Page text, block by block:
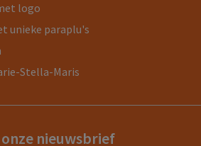
logo
unieke paraplu's
Stella-Maris
nieuwsbrief